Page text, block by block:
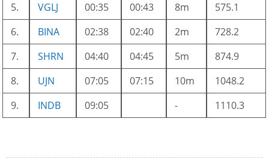
5.
VGLJ 00:35 00:43 8m
575.1
6.
BINA 02:38 02:40 2m
728.2
7.
SHRN 04:40 04:45 5m
874.9
8.
UJN 07:05 07:15 10m
1048.2
9.
INDB 09:05 - 1110.3